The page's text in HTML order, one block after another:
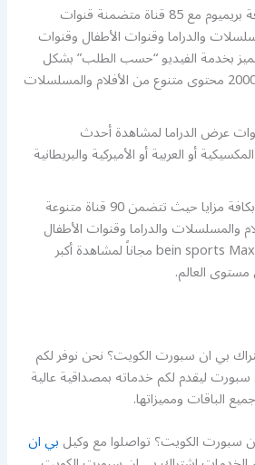
نعمل على اشتراك بباقة بريميوم مع 85 قناة متضمنة قنوات
والدراما وقنوات الأطفال وقنوات
بخدمة الفيديو “حسب الطلب” بشكل
مجاني والتي تتضمن 2000 محتوى متنوع من الأفلام والمسلسلات
عرض الدراما لمشاهدة أحدث
أو العربية أو الأميركية والبريطانية
نقدم أيضاُ باقة ايليت بكافة مزايا حيث تتضمن 90 قناة متنوعة
والمسلسلات والدراما وقنوات الأطفال
وتتضمن أيضاُ قنوات bein sports Max مجاناً لمشاهدة أكبر
العالم.
بي ان سبورت الكويت؟ نحن نوفر لكم
ليقدم لكم خدماته بمصداقية عالية
الباقات ومميزاتها.
سبورت الكويت؟ تواصلوا مع وكيلبي ان